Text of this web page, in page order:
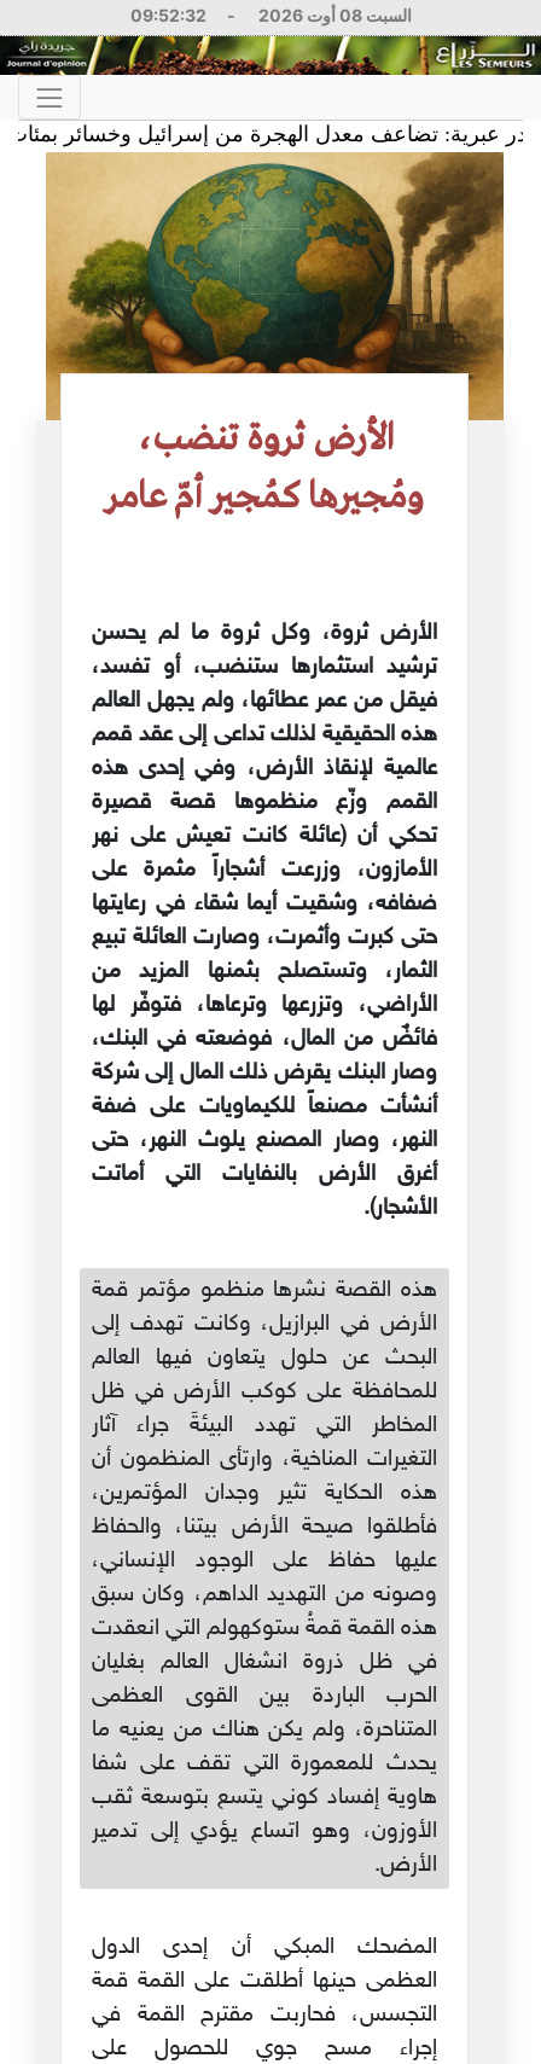
السبت 08 أوت 2026 -
09:52:33
تضاعف معدل الهجرة من إسرائيل وخسائر بمئات
الأرض ثروة تنضب،
ومُجيرها كمُجير أمّ عامر
الأرض ثروة، وكل ثروة ما لم يحسن
ترشيد استثمارها ستنضب، أو تفسد،
فيقل من عمر عطائها، ولم يجهل العالم
هذه الحقيقية لذلك تداعى إلى عقد قمم
عالمية لإنقاذ الأرض، وفي إحدى هذه
القمم وزّع منظموها قصة قصيرة
تحكي أن (عائلة كانت تعيش على نهر
الأمازون، وزرعت أشجاراً مثمرة على
ضفافه، وشقيت أيما شقاء في رعايتها
حتى كبرت وأثمرت، وصارت العائلة تبيع
الثمار، وتستصلح بثمنها المزيد من
الأراضي، وتزرعها وترعاها، فتوفّر لها
فائضٌ من المال، فوضعته في البنك،
وصار البنك يقرض ذلك المال إلى شركة
أنشأت مصنعاً للكيماويات على ضفة
النهر، وصار المصنع يلوث النهر، حتى
أغرق الأرض بالنفايات التي أماتت
الأشجار).
هذه القصة نشرها منظمو مؤتمر قمة
الأرض في البرازيل، وكانت تهدف إلى
البحث عن حلول يتعاون فيها العالم
للمحافظة على كوكب الأرض في ظل
المخاطر التي تهدد البيئةَ جراء آثار
التغيرات المناخية، وارتأى المنظمون أن
هذه الحكاية تثير وجدان المؤتمرين،
فأطلقوا صيحة الأرض بيتنا، والحفاظ
عليها حفاظ على الوجود الإنساني،
وصونه من التهديد الداهم، وكان سبق
هذه القمة قمةُ ستوكهولم التي انعقدت
في ظل ذروة انشغال العالم بغليان
الحرب الباردة بين القوى العظمى
المتناحرة، ولم يكن هناك من يعنيه ما
يحدث للمعمورة التي تقف على شفا
هاوية إفساد كوني يتسع بتوسعة ثقب
الأوزون، وهو اتساع يؤدي إلى تدمير
الأرض.
المضحك المبكي أن إحدى الدول
العظمى حينها أطلقت على القمة قمة
التجسس، فحاربت مقترح القمة في
إجراء مسح جوي للحصول على